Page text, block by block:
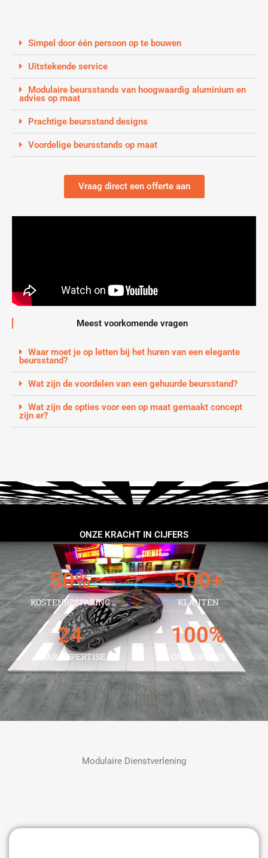
Simpel door één persoon op te bouwen
Uitstekende service
Modulaire beursstands van hoogwaardig aluminium en
advies op maat
Prachtige beursstand designs
Voordelige beursstands op maat
Vraag direct een offerte aan
Meest voorkomende vragen
Waar moet je op letten bij het huren van een elegante
beursstand?
Wat zijn de voordelen van een gehuurde beursstand?
Wat zijn de opties voor een op maat gemaakt concept
zijn er?
ONZE KRACHT IN CIJFERS
KOSTENBESPARING
50%
KLANTEN
500+
JAAR EXPERTISE
24
ONTZORGING
100%
Modulaire Dienstverlening